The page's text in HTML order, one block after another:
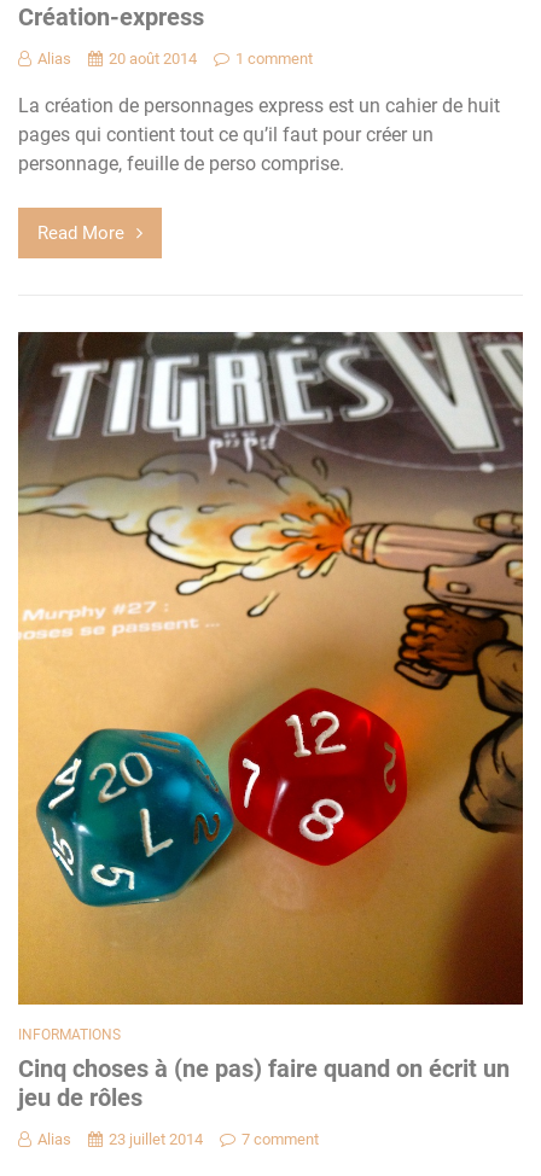
Création-express
Alias 20 août 2014 1 comment
La création de personnages express est un cahier de huit
pages qui contient tout ce qu’il faut pour créer un
personnage, feuille de perso comprise.
Read More
INFORMATIONS
Cinq choses à (ne pas) faire quand on écrit un
jeu de rôles
Alias 23 juillet 2014 7 comment